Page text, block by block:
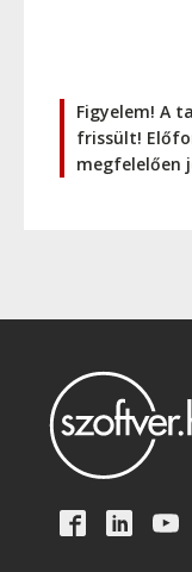
Figyelem! A
frissült!
megfelelően